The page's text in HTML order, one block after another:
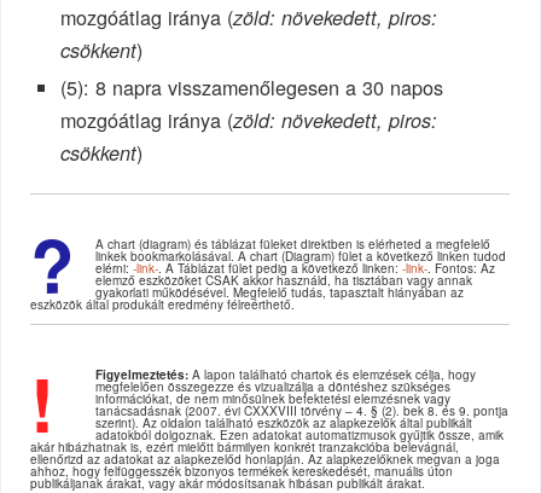
mozgóátlag iránya (zöld: növekedett, piros:
csökkent)
(5): 8 napra visszamenőlegesen a 30 napos
mozgóátlag iránya (zöld: növekedett, piros:
csökkent)
?A chart (diagram) és táblázat füleket direktben is elérheted a megfelelő
linkek bookmarkolásával. A chart (Diagram) fület a következő linken tudod
elérni:-link- . A Táblázat fület pedig a következő linken:-link- . Fontos: Az
elemző eszközöket CSAK akkor használd, ha tisztában vagy annak
gyakorlati működésével. Megfelelő tudás, tapasztalt hiányában az
eszközök által produkált eredmény félreérthető.
!Figyelmeztetés: A lapon található chartok és elemzések célja, hogy
megfelelően összegezze és vizualizálja a döntéshez szükséges
információkat, de nem minősülnek befektetési elemzésnek vagy
tanácsadásnak (2007. évi CXXXVIII törvény – 4. § (2). bek 8. és 9. pontja
szerint). Az oldalon található eszközök az alapkezelők által publikált
adatokból dolgoznak. Ezen adatokat automatizmusok gyűjtik össze, amik
akár hibázhatnak is, ezért mielőtt bármilyen konkrét tranzakcióba belevágnál,
ellenőrizd az adatokat az alapkezelőd honlapján. Az alapkezelőknek megvan a joga
ahhoz, hogy felfüggesszék bizonyos termékek kereskedését, manuális úton
publikáljanak árakat, vagy akár módosítsanak hibásan publikált árakat.